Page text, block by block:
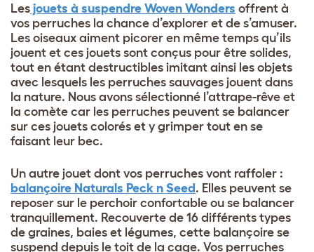
Les jouets à suspendre Woven Wonders offrent à
vos perruches la chance d’explorer et de s’amuser.
Les oiseaux aiment picorer en même temps qu’ils
jouent et ces jouets sont conçus pour être solides,
tout en étant destructibles imitant ainsi les objets
avec lesquels les perruches sauvages jouent dans
la nature. Nous avons sélectionné l’attrape-rêve et
la comète car les perruches peuvent se balancer
sur ces jouets colorés et y grimper tout en se
faisant leur bec.
Un autre jouet dont vos perruches vont raffoler :
balançoire Naturals Peck n Seed. Elles peuvent se
reposer sur le perchoir confortable ou se balancer
tranquillement. Recouverte de 16 différents types
de graines, baies et légumes, cette balançoire se
suspend depuis le toit de la cage. Vos perruches